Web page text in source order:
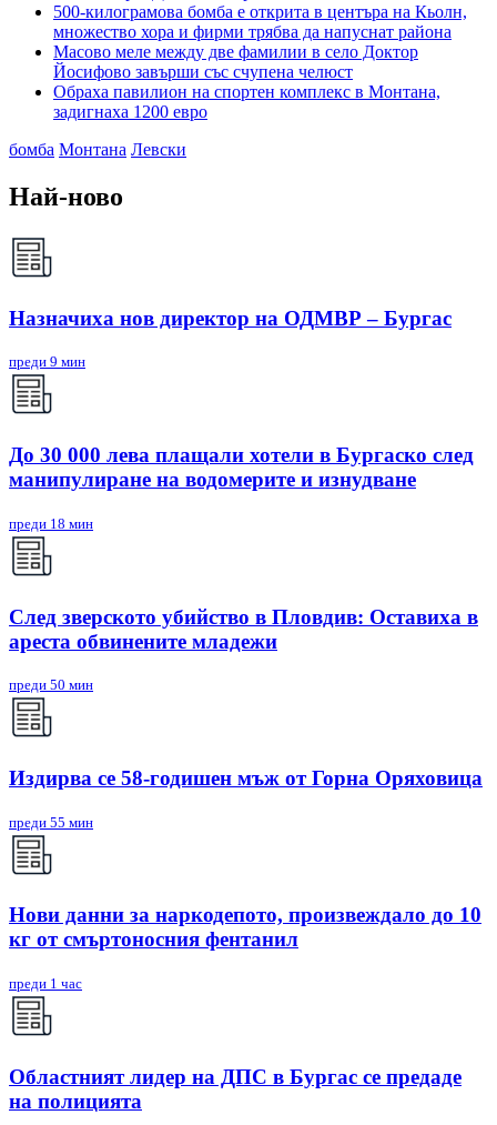
500-килограмова бомба е открита в центъра на Кьолн,
множество хора и фирми трябва да напуснат района
Масово меле между две фамилии в село Доктор
Йосифово завърши със счупена челюст
Обраха павилион на спортен комплекс в Монтана,
задигнаха 1200 евро
бомба Монтана Левски
Най-ново
Назначиха нов директор на ОДМВР – Бургас
преди 9 мин
До 30 000 лева плащали хотели в Бургаско след
манипулиране на водомерите и изнудване
преди 18 мин
След зверското убийство в Пловдив: Оставиха в
ареста обвинените младежи
преди 50 мин
Издирва се 58-годишен мъж от Горна Оряховица
преди 55 мин
Нови данни за наркодепото, произвеждало до 10
кг от смъртоносния фентанил
преди 1 час
Областният лидер на ДПС в Бургас се предаде
на полицията